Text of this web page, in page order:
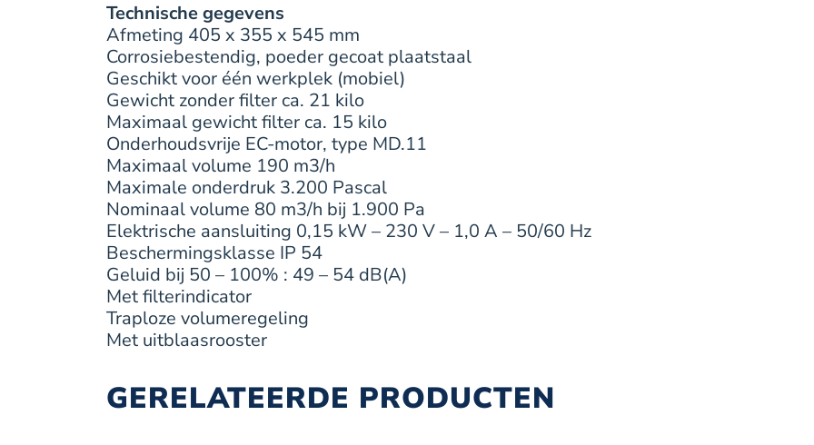
Technische gegevens
Afmeting 405 x 355 x 545 mm
Corrosiebestendig, poeder gecoat plaatstaal
Geschikt voor één werkplek (mobiel)
Gewicht zonder filter ca. 21 kilo
Maximaal gewicht filter ca. 15 kilo
Onderhoudsvrije EC-motor, type MD.11
Maximaal volume 190 m3/h
Maximale onderdruk 3.200 Pascal
Nominaal volume 80 m3/h bij 1.900 Pa
Elektrische aansluiting 0,15 kW – 230 V – 1,0 A – 50/60 Hz
Beschermingsklasse IP 54
Geluid bij 50 – 100% : 49 – 54 dB(A)
Met filterindicator
Traploze volumeregeling
Met uitblaasrooster
GERELATEERDE PRODUCTEN